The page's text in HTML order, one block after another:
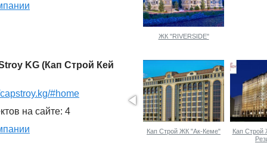
ЖК "RIVERSIDE"
KG (Кап Строй Кей
#home
на сайте: 4
Марал Кап Строй ЖК "Ак-Кеме"
Кап Строй